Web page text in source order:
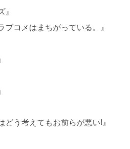
』
ブコメはまちがっている。』
どう考えてもお前らが悪い!』